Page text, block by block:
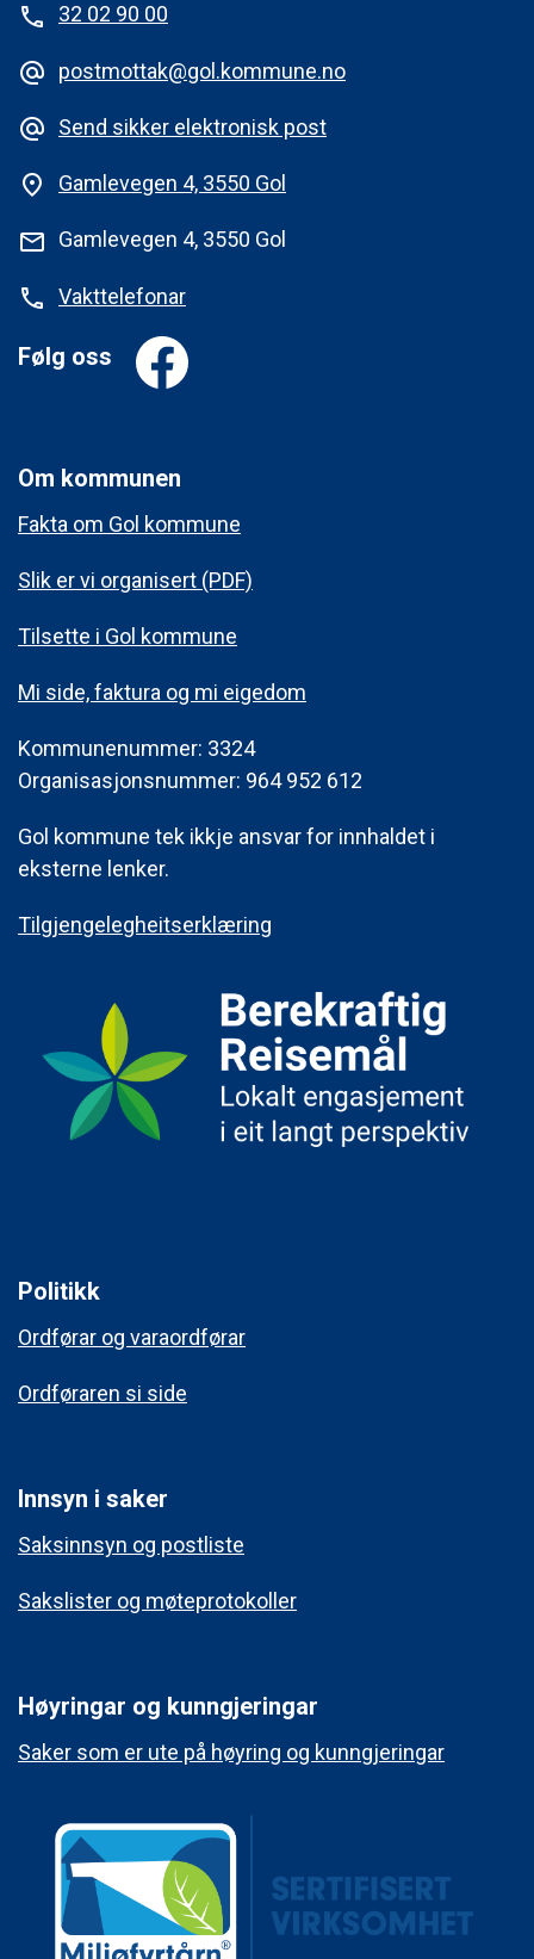
phone
32 02 90 00
alternate_email postmottak@gol.kommune.no
alternate_email Send sikker elektronisk post
place Gamlevegen 4, 3550 Gol
mail Gamlevegen 4, 3550 Gol
phone Vakttelefonar
Følg oss
Om kommunen
Fakta om Gol kommune
Slik er vi organisert (PDF)
Tilsette i Gol kommune
Mi side, faktura og mi eigedom
Kommunenummer: 3324
Organisasjonsnummer: 964 952 612
Gol kommune tek ikkje ansvar for innhaldet i
eksterne lenker.
Tilgjengelegheitserklæring
Politikk
Ordførar og varaordførar
Ordføraren si side
Innsyn i saker
Saksinnsyn og postliste
Sakslister og møteprotokoller
Høyringar og kunngjeringar
Saker som er ute på høyring og kunngjeringar